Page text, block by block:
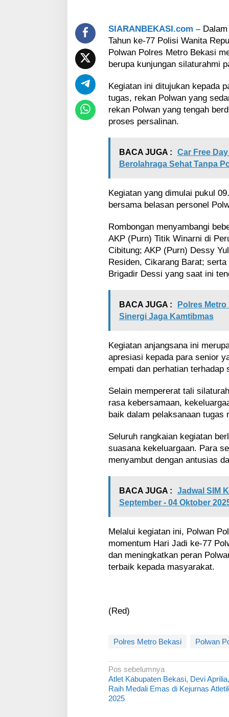
R
a
n
g
k
P
e
r
n
t
a
a
r
J
a
i
k
e
7
o
n
R
SIARANBEKASI.com –Dalam
Tahun ke-77 Polisi Wanita
Polwan Polres Metro Bekasi
berupa kunjungan silaturahmi
Kegiatan ini ditujukan kepada
tugas, rekan Polwan yang
rekan Polwan yang tengah
proses persalinan.
BACA JUGA :
Car Free
Berolahraga Sehat Tanpa
Kegiatan yang dimulai pukul
bersama belasan personel
Rombongan menyambangi
AKP (Purn) Titik Winarni di
Cibitung; AKP (Purn) Dessy
Residen, Cikarang Barat;
Brigadir Dessi yang saat ini
BACA JUGA :
Polres
Sinergi Jaga Kamtibmas
Kegiatan anjangsana ini
apresiasi kepada para senior
empati dan perhatian terhadap
Selain mempererat tali
rasa kebersamaan,
baik dalam pelaksanaan tugas
Seluruh rangkaian kegiatan
suasana kekeluargaan. Para
menyambut dengan antusias
BACA JUGA :
Jadwal SIM
September - 04 Oktober
Melalui kegiatan ini, Polwan
momentum Hari Jadi ke-77
dan meningkatkan peran
terbaik kepada masyarakat.
(Red)
Polres Metro Bekasi Polwan
N
a
v
Pos sebelumnya
Atlet Kabupaten Bekasi, Devi Aprilia,
Raih Medali Emas di Kejurnas
2025